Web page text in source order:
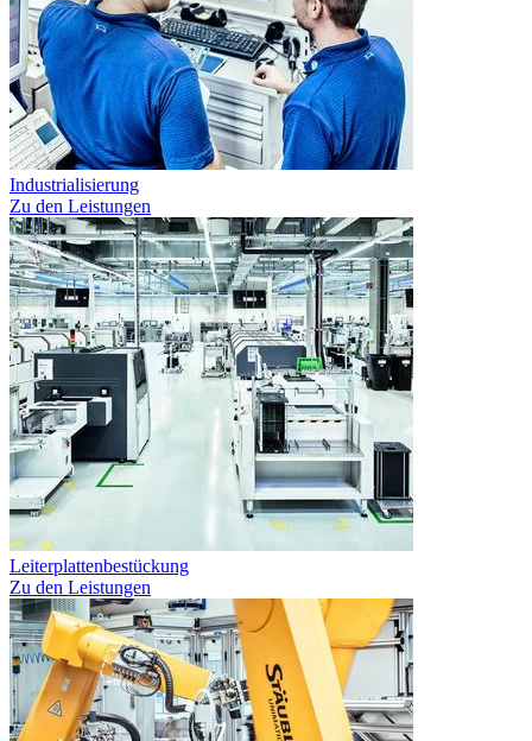
Industrialisierung
Zu den Leistungen
Leiterplattenbestückung
Zu den Leistungen